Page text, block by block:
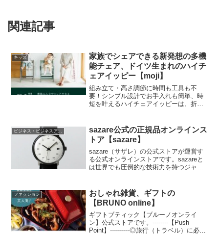
関連記事
キッズ
家族でシェアできる新発想の多機
能チェア、ドイツ生まれのハイチ
ェアイッピー【moji】
組み立て・高さ調節に時間も工具も不
要！シンプル設計でお手入れも簡単、時
短を叶えるハイチェアイッピーは、折り
国内ベビーチェア最小クラス。別売りの
アクセサリーを取り付ければ生後6か月頃
の小さなお子さまの離乳食デビューに
も。耐荷重90kgで大人用チェアにもな
り、家族みんなでシェアできます。ママ
のキッチン用腰かけや来客用サブチェ
発想の多機能チェア。インテリアに馴染
むデザイン性も自慢です。語り尽くせな
い機能の数々はぜひ公式オンラインスト
アをご覧ください。
ビジネス・ビジネスアイテム
sazare公式の正規品オンラインス
トア【sazare】
sazare（サザレ）の公式ストアが運営す
る公式オンラインストアです。sazareと
は世界でも圧倒的な技術力を持つジャパ
ファッション
おしゃれ雑貨、ギフトの
【BRUNO online】
ギフトブティック【ブルーノオンライ
ン】公式ストアです。--------【Push
Point】----------◎旅行（トラベル）に必須